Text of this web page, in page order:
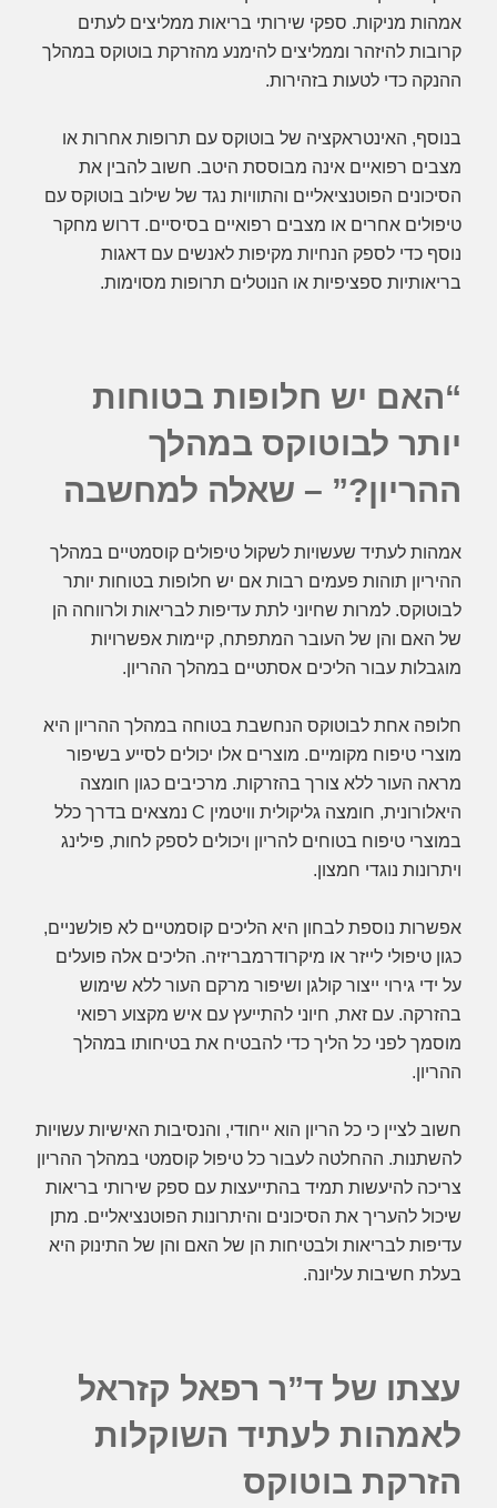
אמהות מניקות. ספקי שירותי בריאות ממליצים לעתים
קרובות להיזהר וממליצים להימנע מהזרקת בוטוקס במהלך
ההנקה כדי לטעות בזהירות.
בנוסף, האינטראקציה של בוטוקס עם תרופות אחרות או
מצבים רפואיים אינה מבוססת היטב. חשוב להבין את
הסיכונים הפוטנציאליים והתוויות נגד של שילוב בוטוקס עם
טיפולים אחרים או מצבים רפואיים בסיסיים. דרוש מחקר
נוסף כדי לספק הנחיות מקיפות לאנשים עם דאגות
בריאותיות ספציפיות או הנוטלים תרופות מסוימות.
“האם יש חלופות בטוחות
יותר לבוטוקס במהלך
ההריון?” – שאלה למחשבה
אמהות לעתיד שעשויות לשקול טיפולים קוסמטיים במהלך
ההיריון תוהות פעמים רבות אם יש חלופות בטוחות יותר
לבוטוקס. למרות שחיוני לתת עדיפות לבריאות ולרווחה הן
של האם והן של העובר המתפתח, קיימות אפשרויות
מוגבלות עבור הליכים אסתטיים במהלך ההריון.
חלופה אחת לבוטוקס הנחשבת בטוחה במהלך ההריון היא
מוצרי טיפוח מקומיים. מוצרים אלו יכולים לסייע בשיפור
מראה העור ללא צורך בהזרקות. מרכיבים כגון חומצה
היאלורונית, חומצה גליקולית וויטמין C נמצאים בדרך כלל
במוצרי טיפוח בטוחים להריון ויכולים לספק לחות, פילינג
ויתרונות נוגדי חמצון.
אפשרות נוספת לבחון היא הליכים קוסמטיים לא פולשניים,
כגון טיפולי לייזר או מיקרודרמבריזיה. הליכים אלה פועלים
על ידי גירוי ייצור קולגן ושיפור מרקם העור ללא שימוש
בהזרקה. עם זאת, חיוני להתייעץ עם איש מקצוע רפואי
מוסמך לפני כל הליך כדי להבטיח את בטיחותו במהלך
ההריון.
חשוב לציין כי כל הריון הוא ייחודי, והנסיבות האישיות עשויות
להשתנות. ההחלטה לעבור כל טיפול קוסמטי במהלך ההריון
צריכה להיעשות תמיד בהתייעצות עם ספק שירותי בריאות
שיכול להעריך את הסיכונים והיתרונות הפוטנציאליים. מתן
עדיפות לבריאות ולבטיחות הן של האם והן של התינוק היא
בעלת חשיבות עליונה.
עצתו של ד”ר רפאל קזראל
לאמהות לעתיד השוקלות
הזרקת בוטוקס